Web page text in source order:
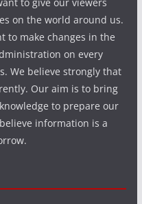
on the world around us.
to make changes in the
on every
We believe strongly that
Our aim is to bring
to prepare our
information is a